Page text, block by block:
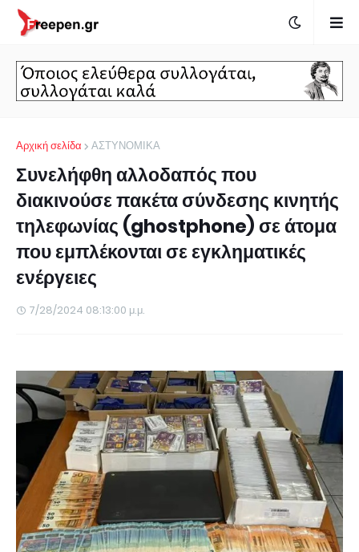
Αρχική σελίδα ΑΣΤΥΝΟΜΙΚΑ
Συνελήφθη αλλοδαπός που
διακινούσε πακέτα σύνδεσης κινητής
τηλεφωνίας (ghostphone) σε άτομα
που εμπλέκονται σε εγκληματικές
ενέργειες
7/28/2024 08:13:00 μ.μ.